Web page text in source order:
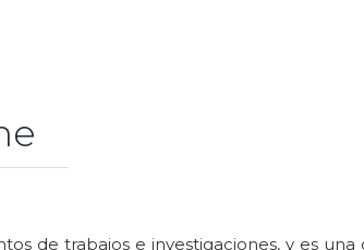
de trabajos e investigaciones, y es